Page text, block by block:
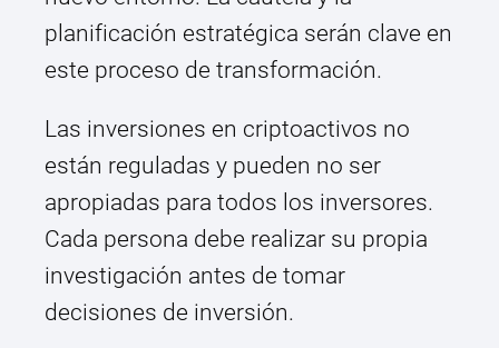
planificación estratégica serán clave en
este proceso de transformación.
Las inversiones en criptoactivos no
están reguladas y pueden no ser
apropiadas para todos los inversores.
Cada persona debe realizar su propia
investigación antes de tomar
decisiones de inversión.